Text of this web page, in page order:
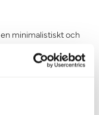
minimalistiskt och
två effekter (150W
ställs steglöst